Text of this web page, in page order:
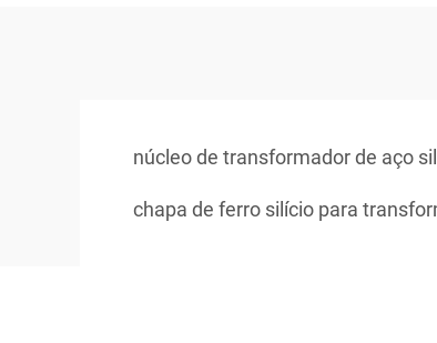
núcleo de transformador de aço
chapa de ferro silício para